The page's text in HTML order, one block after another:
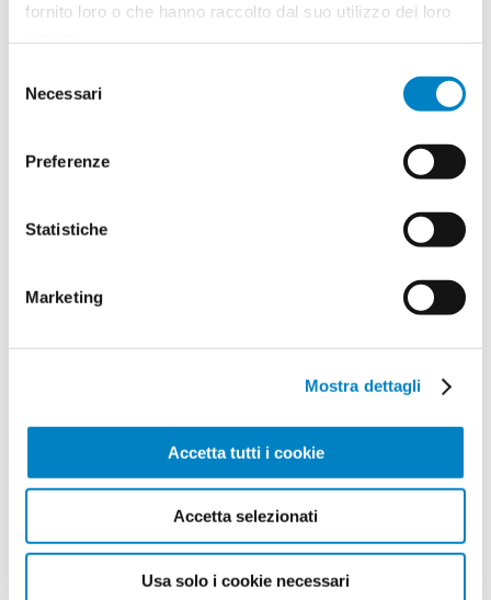
fornito loro o che hanno raccolto dal suo utilizzo dei loro
delNecessari
Preferenze
Statistiche
Marketing
Mostra dettagli
Accetta tutti i cookie
Accetta selezionati
Usa solo i cookie necessari
Vuoi caricare il tuo logo o grafica adesso? Potrai
Riepilogo ordine:
Quantità:
100
Tempi di consegna:10 gg lavorativi
Spese di spedizione: Gratis